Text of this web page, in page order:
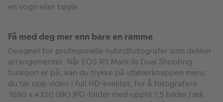
en vogn eller bøyle.
Få med deg mer enn bare en ramme
Designet for profesjonelle hybridfotografer som dekker
arrangementer. Når EOS R5 Mark IIs Dual Shooting-
funksjon er på, kan du trykke på utløserknappen mens
du tar opp video i full HD-kvalitet, for å fotografere
7680 x 4320 (8K) JPG-bilder med opptil 7,5 bilder/sek